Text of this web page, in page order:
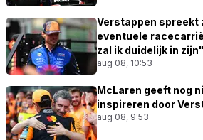
Verstappen spreekt
eventuele
zal ik duidelijk in zijn"
aug 08, 10:53
McLaren geeft nog
inspireren door
aug 08, 9:53